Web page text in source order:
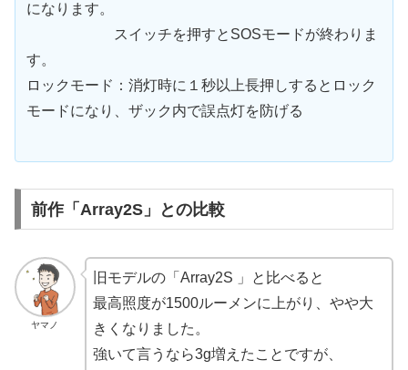
になります。
スイッチを押すとSOSモードが終わりま
す。
ロックモード：消灯時に１秒以上長押しするとロック
モードになり、ザック内で誤点灯を防げる
前作「Array2S」との比較
ヤマノ
旧モデルの「Array2S 」と比べると
最高照度が1500ルーメンに上がり、やや大
きくなりました。
強いて言うなら3g増えたことですが、